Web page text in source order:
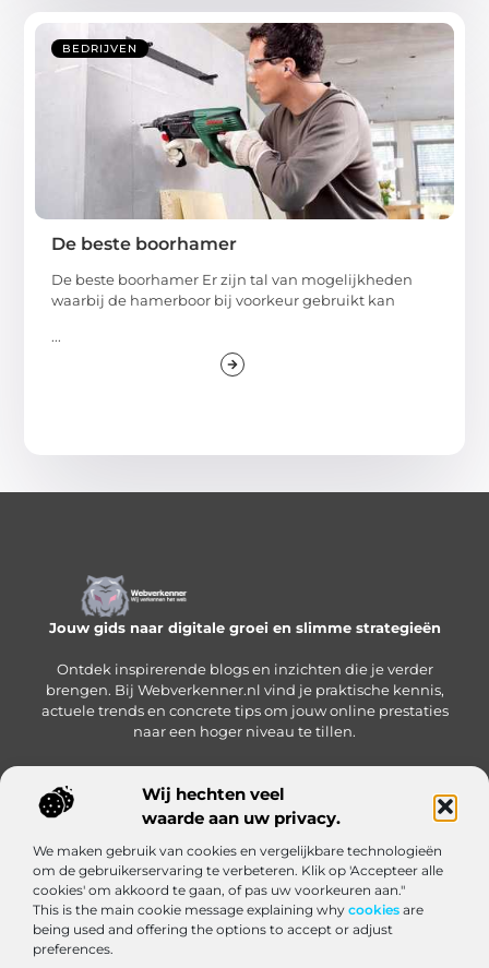
Wij hechten veel
waarde aan uw privacy.
We maken gebruik van cookies en vergelijkbare technologieën
om de gebruikerservaring te verbeteren. Klik op 'Accepteer alle
cookies' om akkoord te gaan, of pas uw voorkeuren aan."
This is the main cookie message explaining why cookies are
being used and offering the options to accept or adjust
preferences.
BEDRIJVEN
De beste boorhamer
De beste boorhamer Er zijn tal van mogelijkheden
waarbij de hamerboor bij voorkeur gebruikt kan
...
Jouw gids naar digitale groei en slimme strategieën
Ontdek inspirerende blogs en inzichten die je verder
brengen. Bij Webverkenner.nl vind je praktische kennis,
actuele trends en concrete tips om jouw online prestaties
naar een hoger niveau te tillen.
Onze informatie
Bericht categorie